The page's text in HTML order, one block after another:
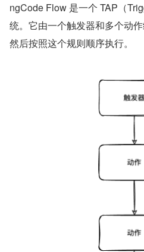
ngCode Flow 是一个 TAP（
统。它由一个触发器和多个动
然后按照这个规则顺序执行。